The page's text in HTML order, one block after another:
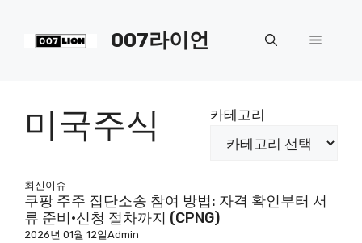
007라이언 메
미국주식 카테고리
최신이슈
쿠팡 주주 집단소송 참여 방법: 자격 확인부터 서
류 준비·신청 절차까지 (CPNG)
2026년 01월 12일Admin